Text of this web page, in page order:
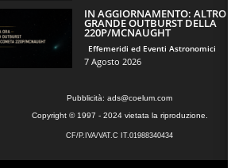
IN AGGIORNAMENTO: ALTRO
GRANDE OUTBURST DELLA
220P/MCNAUGHT
Effemeridi ed Eventi Astronomici
7 Agosto 2026
Pubblicità: ads@coelum.com
Copyright © 1997 - 2024 vietata la riproduzione.
CF/P.IVA/VAT.C IT.01988340434